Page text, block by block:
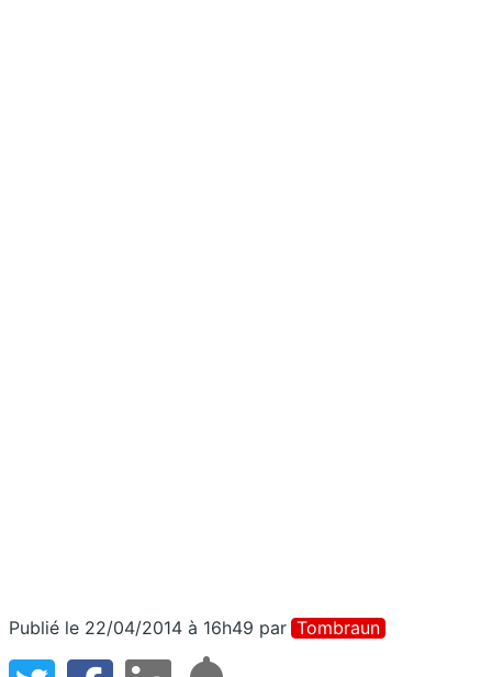
Publié le 22/04/2014 à 16h49 par Tombraun